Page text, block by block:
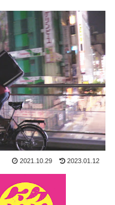
2021.10.29 2023.01.12